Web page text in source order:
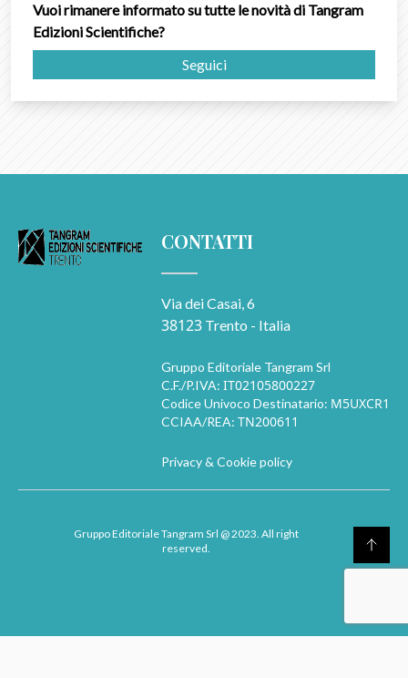
Vuoi rimanere informato su tutte le novità di Tangram
Edizioni Scientifiche?
Seguici
CONTATTI
Via dei Casai, 6
38123 Trento - Italia
Gruppo Editoriale Tangram Srl
C.F./P.IVA: IT02105800227
Codice Univoco Destinatario: M5UXCR1
CCIAA/REA: TN200611
Privacy & Cookie policy
Gruppo Editoriale Tangram Srl @ 2023. All right
reserved.